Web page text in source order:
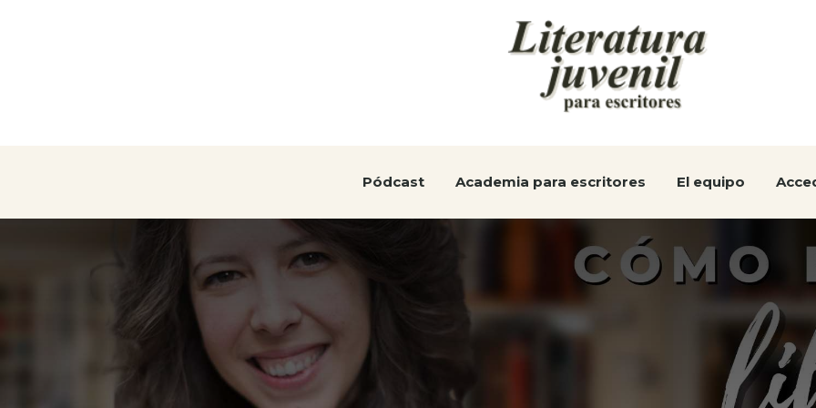
Pódcast Academia para escritores El equipo